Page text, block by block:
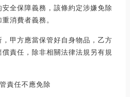
全保障義務，該條約定涉嫌免除
消費者義務。
甲方應當保管好自身物品，乙方
責任，除非相關法律法規另有規
責任不應免除